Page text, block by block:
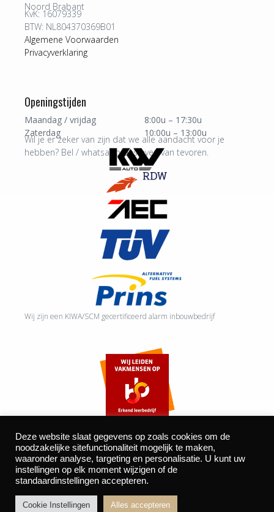
Noord Brabant
KvK: 16079339
BTW: NL804370369B01
Algemene Voorwaarden
Privacyverklaring
Openingstijden
Maandag / vrijdag
8:00u – 17:30u
Zaterdag
10:00u – 13:00u
Wil je er zeker van zijn dat we alle aandacht voor je
hebben? Bel / whatsapp ons even van tevoren.
Wij zijn een KIWA/SCM gecertificeerd alarm inbouwbedrijf
©2026 Autocentrum Bijvelds BV. De Beeke 4, 5469 DW Erp
| website door
Deze website slaat gegevens op zoals cookies om de
noodzakelijke sitefunctionaliteit mogelijk te maken,
waaronder analyse, targeting en personalisatie. U kunt uw
instellingen op elk moment wijzigen of de
standaardinstellingen accepteren.
Cookie Instellingen Alles accepteren